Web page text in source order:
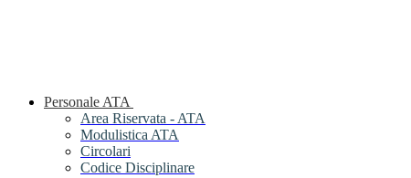
Personale ATA
Area Riservata - ATA
Modulistica ATA
Circolari
Codice Disciplinare